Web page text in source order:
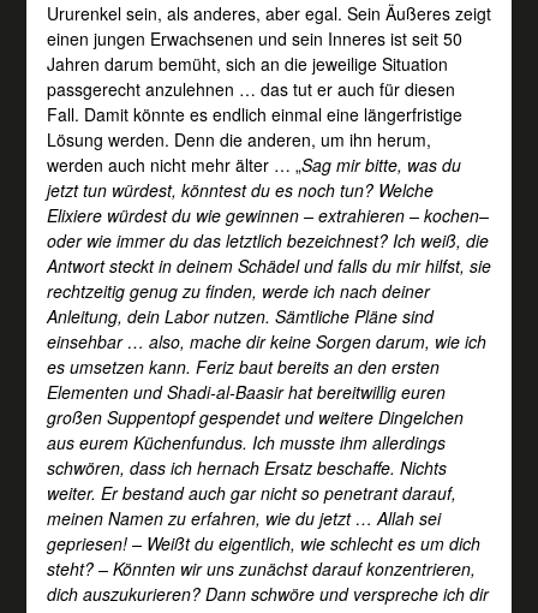
Ururenkel sein, als anderes, aber egal. Sein Äußeres zeigt
einen jungen Erwachsenen und sein Inneres ist seit 50
Jahren darum bemüht, sich an die jeweilige Situation
passgerecht anzulehnen … das tut er auch für diesen
Fall. Damit könnte es endlich einmal eine längerfristige
Lösung werden. Denn die anderen, um ihn herum,
werden auch nicht mehr älter … „Sag mir bitte, was du
jetzt tun würdest, könntest du es noch tun? Welche
Elixiere würdest du wie gewinnen – extrahieren – kochen–
oder wie immer du das letztlich bezeichnest? Ich weiß, die
Antwort steckt in deinem Schädel und falls du mir hilfst, sie
rechtzeitig genug zu finden, werde ich nach deiner
Anleitung, dein Labor nutzen. Sämtliche Pläne sind
einsehbar … also, mache dir keine Sorgen darum, wie ich
es umsetzen kann. Feriz baut bereits an den ersten
Elementen und Shadi-al-Baasir hat bereitwillig euren
großen Suppentopf gespendet und weitere Dingelchen
aus eurem Küchenfundus. Ich musste ihm allerdings
schwören, dass ich hernach Ersatz beschaffe. Nichts
weiter. Er bestand auch gar nicht so penetrant darauf,
meinen Namen zu erfahren, wie du jetzt … Allah sei
gepriesen! – Weißt du eigentlich, wie schlecht es um dich
steht? – Könnten wir uns zunächst darauf konzentrieren,
dich auszukurieren? Dann schwöre und verspreche ich dir